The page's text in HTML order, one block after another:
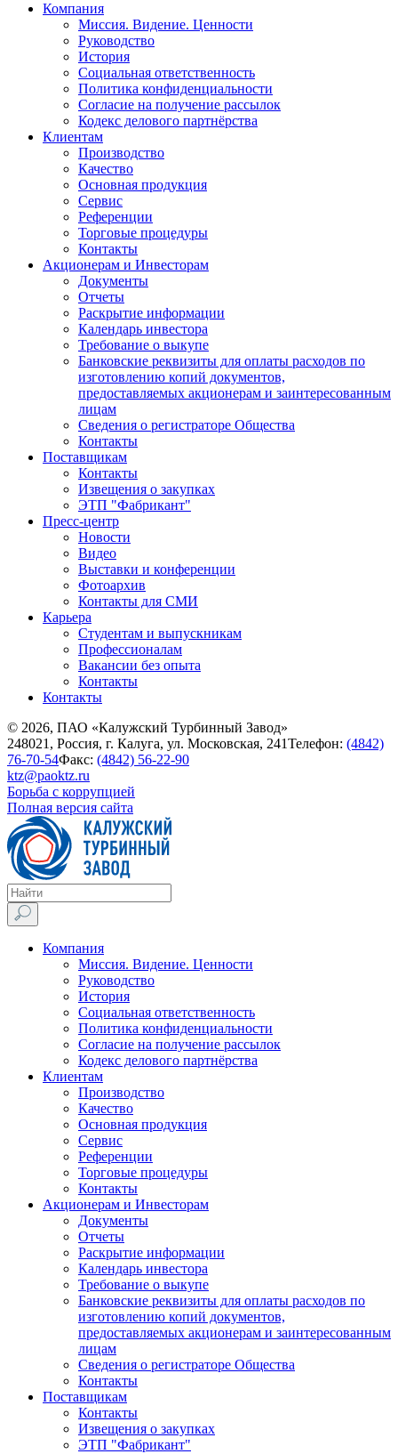
Компания
Миссия. Видение. Ценности
Руководство
История
Социальная ответственность
Политика конфиденциальности
Согласие на получение рассылок
Кодекс делового партнёрства
Клиентам
Производство
Качество
Основная продукция
Сервис
Референции
Торговые процедуры
Контакты
Акционерам и Инвесторам
Документы
Отчеты
Раскрытие информации
Календарь инвестора
Требование о выкупе
Банковские реквизиты для оплаты расходов по
изготовлению копий документов,
предоставляемых акционерам и заинтересованным
лицам
Сведения о регистраторе Общества
Контакты
Поставщикам
Контакты
Извещения о закупках
ЭТП "Фабрикант"
Пресс-центр
Новости
Видео
Выставки и конференции
Фотоархив
Контакты для СМИ
Карьера
Студентам и выпускникам
Профессионалам
Вакансии без опыта
Контакты
Контакты
© 2026, ПАО «Калужский Турбинный Завод»
248021, Россия, г. Калуга, ул. Московская, 241Телефон: (4842)
76-70-54Факс: (4842) 56-22-90
ktz@paoktz.ru
Борьба с коррупцией
Полная версия сайта
Компания
Миссия. Видение. Ценности
Руководство
История
Социальная ответственность
Политика конфиденциальности
Согласие на получение рассылок
Кодекс делового партнёрства
Клиентам
Производство
Качество
Основная продукция
Сервис
Референции
Торговые процедуры
Контакты
Акционерам и Инвесторам
Документы
Отчеты
Раскрытие информации
Календарь инвестора
Требование о выкупе
Банковские реквизиты для оплаты расходов по
изготовлению копий документов,
предоставляемых акционерам и заинтересованным
лицам
Сведения о регистраторе Общества
Контакты
Поставщикам
Контакты
Извещения о закупках
ЭТП "Фабрикант"